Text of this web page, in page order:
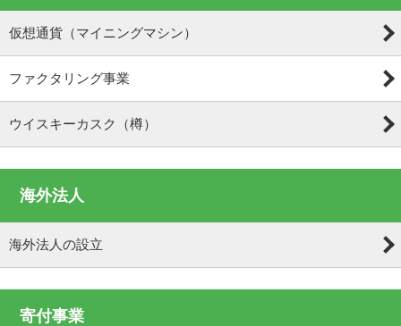
仮想通貨（マイニングマシン）
ファクタリング事業
ウイスキーカスク（樽）
海外法人
海外法人の設立
寄付事業